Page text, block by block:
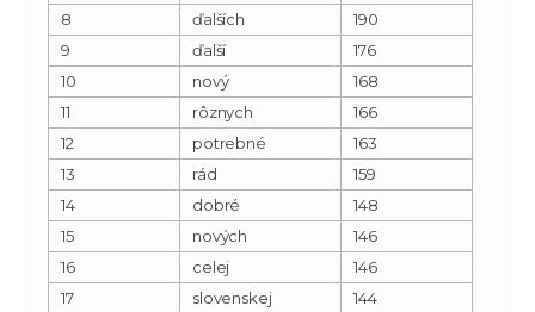
8
ďalších
190
9
ďalší
176
10
nový
168
11
rôznych
166
12
potrebné
163
13
rád
159
14
dobré
148
15
nových
146
16
celej
146
17
slovenskej
144